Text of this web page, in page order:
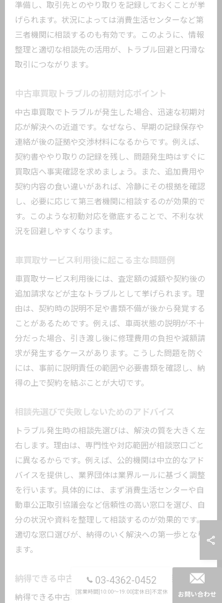
準備し、取引先とのやり取りを記録しておくことが挙
げられます。状況によっては消費生活センターなど第
三者機関に相談するのも有効です。このように、情報
整理と適切な相談先の活用が、トラブル回避と円滑な
取引につながります。
中古車買取トラブルの初期対応ポイント
中古車買取でトラブルが発生した場合、迅速な初期対
応が解決への近道です。なぜなら、早期の記録保存や
連絡が後の証拠や交渉材料になるからです。例えば、
契約書ややり取りの記録を残し、問題発生時はすぐに
買取店へ事実確認を求めましょう。また、追加費用や
契約内容の食い違いがあれば、冷静にその根拠を確認
し、必要に応じて第三者機関に相談するのが効果的で
す。このような初動対応を徹底することで、不利な状
況を回避しやすくなります。
車買取サービス利用後に起こる主な問題例
車買取サービス利用後には、査定額の減額や契約後の
追加請求などが主なトラブルとして挙げられます。理
由は、契約時の説明不足や書類不備が後から発覚する
ことがあるためです。例えば、車両状態の説明が不十
分だった場合、引き渡し後に修理費用の負担や減額請
求が発生するケースがあります。こうした問題を防ぐ
には、事前に説明責任の範囲や必要書類を確認し、納
得の上で契約を結ぶことが大切です。
相談先選びで失敗しないためのアドバイス
トラブル発生時の相談先選びは、解決の質を大きく左
右します。理由は、専門性や対応範囲が相談窓口ごと
に異なるからです。例えば、公的機関は中立的なアド
バイスを提供し、業界団体は業界ルールに基づく調整
を行います。具体的には、まず消費生活センターや自
動車公正取引協議会など信頼性の高い窓口を選び、自
分の状況や資料を整理して相談するのが効果的です。
適切な窓口選びが、納得のいく解決への第一歩となり
ます。
納得できる中古車買取を実現する相談活用術
納得できる中古車買取を実現するためには、積極的な
03-4362-0452
[営業時間]10:00～19:00[定休日]不定休 お問い合わせ